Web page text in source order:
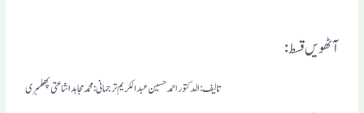
آٹھویں قسط:
تالیف : الدکتور احمد حسین عبد الکریمترجمانی : محمد مجاہد اشاعتی پھلمبری